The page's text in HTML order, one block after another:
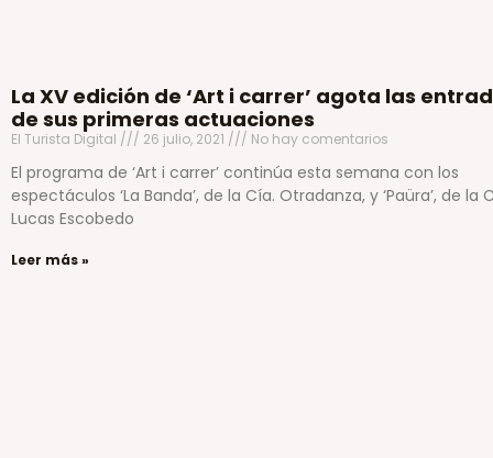
La XV edición de ‘Art i carrer’ agota las
de sus primeras actuaciones
El Turista Digital 26 julio, 2021 No hay comentarios
El programa de ‘Art i carrer’ continúa esta semana con los
espectáculos ‘La Banda’, de la Cía. Otradanza, y ‘Paüra’, de la
Lucas Escobedo
Leer más »